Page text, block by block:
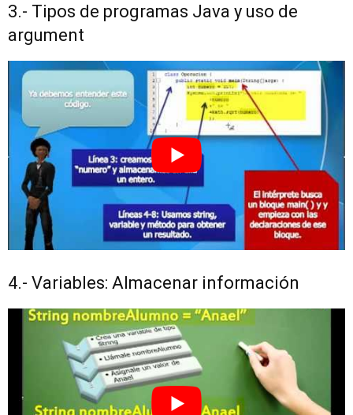
3.- Tipos de programas Java y uso de
argument
4.- Variables: Almacenar información